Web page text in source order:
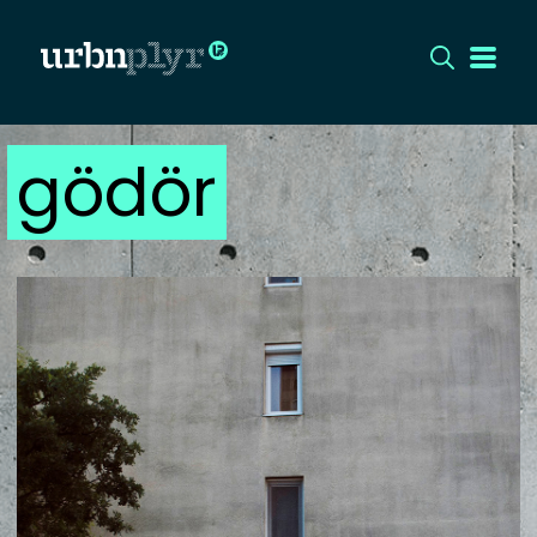
CÍMLAP
DIZÁJN
DIVAT
HIP
KULT
UTCA
gödör